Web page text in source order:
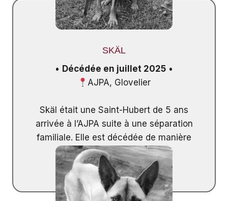
SKÄL
• Décédée en juillet 2025 •
AJPA, Glovelier
Skäl était une Saint-Hubert de 5 ans
arrivée à l’AJPA suite à une séparation
familiale. Elle est décédée de manière
inattendue.